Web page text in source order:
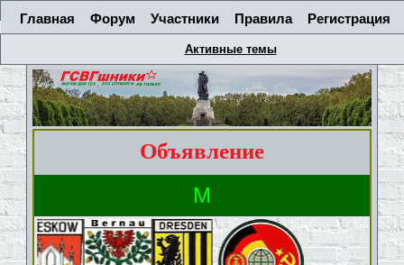
Главная Форум Участники Правила Регистрация
Активные темы
Объявление